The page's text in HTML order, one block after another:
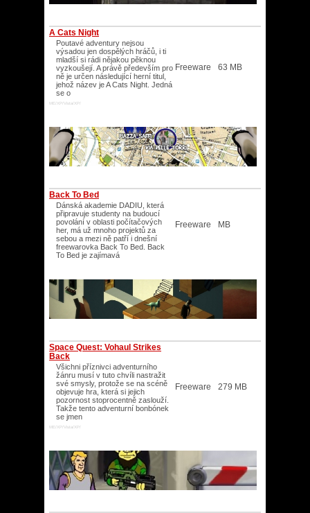
A Cats Night
Poutavé adventury nejsou
výsadou jen dospělých hráčů, i ti
mladší si rádi nějakou pěknou
vyzkoušejí. A právě především pro
ně je určen následující herní titul,
jehož název je A Cats Night. Jedná
se o
ME/XP/Vista/XP/
Freeware 63 MB
Back To Bed
Dánská akademie DADIU, která
připravuje studenty na budoucí
povolání v oblasti počítačových
her, má už mnoho projektů za
sebou a mezi ně patří i dnešní
freewarovka Back To Bed. Back
To Bed je zajímavá
Freeware MB
Space Quest: Vohaul Strikes
Back
Všichni příznivci adventurního
žánru musí v tuto chvíli nastražit
své smysly, protože se na scéně
objevuje hra, která si jejich
pozornost stoprocentně zaslouží.
Takže tento adventurní bonbónek
se jmen
ME/XP/Vista/XP/
Freeware 279 MB